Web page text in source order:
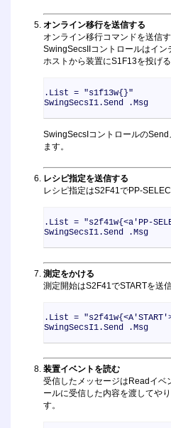
オンライン移行を送信する
オンライン移行コマンドを送信
SwingSecsIIコントロールはイ
ホストから装置にS1F13を投げ
.List = "s1f13w{}"
SwingSecsI1.Send .Msg
SwingSecsIコントロールの
ます。
レシピ指定を送信する
レシピ指定はS2F41でPP-
.List = "s2f41w{<a'PP-
SwingSecsI1.Send .Msg
測定をかける
測定開始はS2F41でSTARTを送
.List =
SwingSecsI1.Send .Msg
装置イベントを読む
受信したメッセージはReadイベ
ールに受信した内容を渡してや
す。